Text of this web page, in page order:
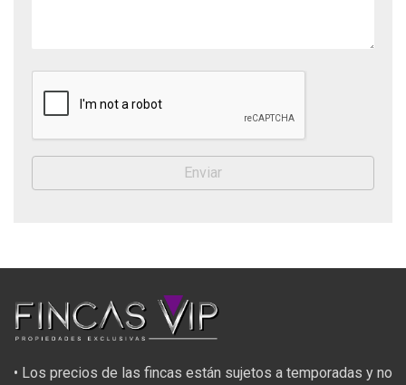
• Los precios de las fincas están sujetos a temporadas y no